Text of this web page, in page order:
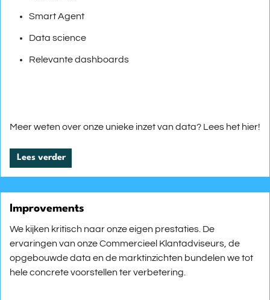
Smart Agent
Data science
Relevante dashboards
Meer weten over onze unieke inzet van data? Lees het hier!
Lees verder
Improvements
We kijken kritisch naar onze eigen prestaties. De
ervaringen van onze Commercieel Klantadviseurs, de
opgebouwde data en de marktinzichten bundelen we tot
hele concrete voorstellen ter verbetering.